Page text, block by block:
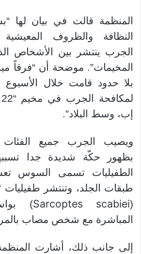
المنظمة قالت في بيان لها
النظافة والظروف المعيشية
الجرب ينتشر بين الأشخاص
المخيمات”. موضحة أن “فرقاً
بلا حدود قامت خلال الأسبوع
إب، وسط البلاد”.
ويصيب الجرب جميع الفئات
بظهور حكّة شديدة جدا
الطفيليات تسمى السوس
طبقات الجلد، وتنتشر طفيليات
(
Sarcoptes scabiei
)
المباشرة مع شخص مصاب
إلى جانب ذلك، أشارت